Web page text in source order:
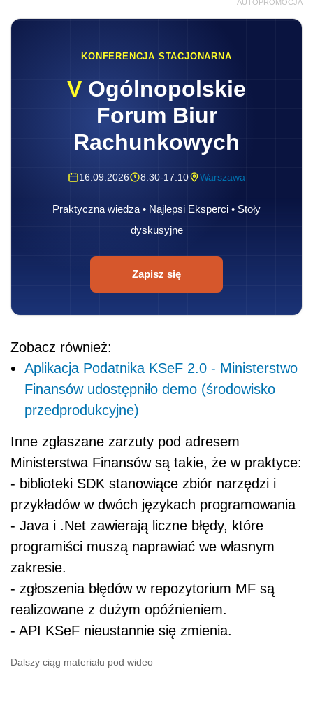
AUTOPROMOCJA
KONFERENCJA STACJONARNA
V Ogólnopolskie
Forum Biur
Rachunkowych
16.09.2026 8:30-17:10 Warszawa
Praktyczna wiedza • Najlepsi Eksperci • Stoły
dyskusyjne
Zapisz się
Zobacz również:
Aplikacja Podatnika KSeF 2.0 - Ministerstwo
Finansów udostępniło demo (środowisko
przedprodukcyjne)
Inne zgłaszane zarzuty pod adresem
Ministerstwa Finansów są takie, że w praktyce:
- biblioteki SDK stanowiące zbiór narzędzi i
przykładów w dwóch językach programowania
- Java i .Net zawierają liczne błędy, które
programiści muszą naprawiać we własnym
zakresie.
- zgłoszenia błędów w repozytorium MF są
realizowane z dużym opóźnieniem.
- API KSeF nieustannie się zmienia.
Dalszy ciąg materiału pod wideo